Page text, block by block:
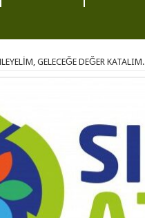
GELECEĞE DEĞER KATALIM.